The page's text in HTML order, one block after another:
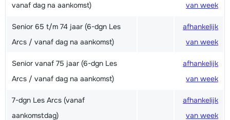
vanaf dag na aankomst)
van week
Senior 65 t/m 74 jaar (6-dgn Les
Arcs / vanaf dag na aankomst)
afhankelijk
van week
Senior vanaf 75 jaar (6-dgn Les
Arcs / vanaf dag na aankomst)
afhankelijk
van week
7-dgn Les Arcs (vanaf
aankomstdag)
afhankelijk
van week